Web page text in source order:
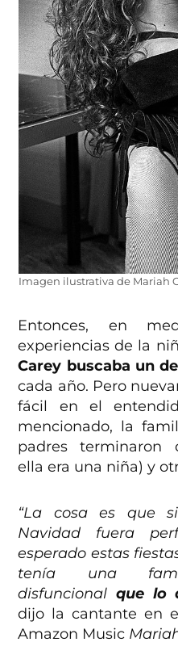
Imagen ilustrativa de Mariah
Entonces, en
experiencias de la
Carey buscaba un
cada año. Pero
fácil en el
mencionado, la
padres terminaron
ella era una niña) y
“La cosa es que
Navidad fuera
esperado estas
tenía una
disfuncional que lo
dijo la cantante en
Amazon Music